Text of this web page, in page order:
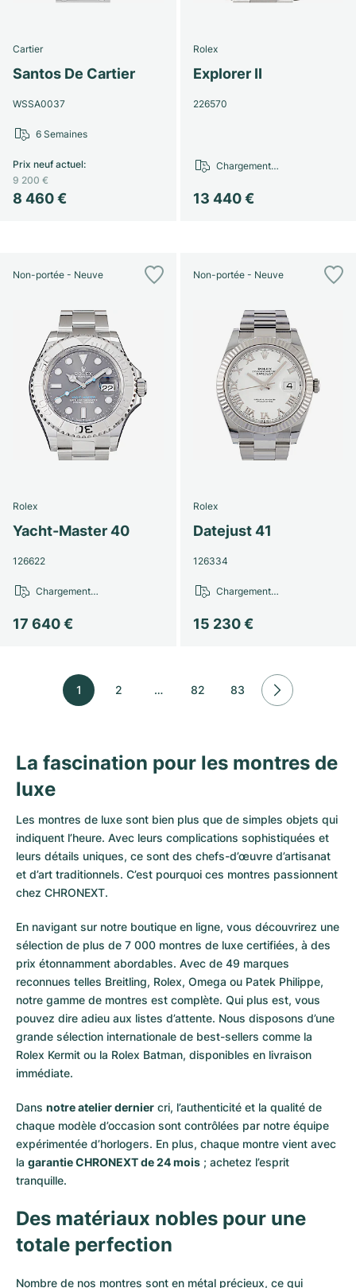
Cartier
Santos De Cartier
WSSA0037
8 460 €
Prix neuf actuel:
9 200 €
6 Semaines
Rolex
Explorer II
226570
13 440 €
Chargement…
Non-portée - Neuve
Rolex
Yacht-Master 40
126622
17 640 €
Chargement…
Non-portée - Neuve
Rolex
Datejust 41
126334
15 230 €
Chargement…
1 2 … 82 83
La fascination pour les montres de
luxe
Les montres de luxe sont bien plus que de simples objets qui
indiquent l’heure. Avec leurs complications sophistiquées et
leurs détails uniques, ce sont des chefs-d’œuvre d’artisanat
et d’art traditionnels. C’est pourquoi ces montres passionnent
chez CHRONEXT.
En navigant sur notre boutique en ligne, vous découvrirez une
sélection de plus de 7 000 montres de luxe certifiées, à des
prix étonnamment abordables. Avec de 49 marques
reconnues telles Breitling, Rolex, Omega ou Patek Philippe,
notre gamme de montres est complète. Qui plus est, vous
pouvez dire adieu aux listes d’attente. Nous disposons d’une
grande sélection internationale de best-sellers comme la
Rolex Kermit ou la Rolex Batman, disponibles en livraison
immédiate.
Dans notre atelier dernier cri, l’authenticité et la qualité de
chaque modèle d’occasion sont contrôlées par notre équipe
expérimentée d’horlogers. En plus, chaque montre vient avec
la garantie CHRONEXT de 24 mois ; achetez l’esprit
tranquille.
Des matériaux nobles pour une
totale perfection
Nombre de nos montres sont en métal précieux, ce qui